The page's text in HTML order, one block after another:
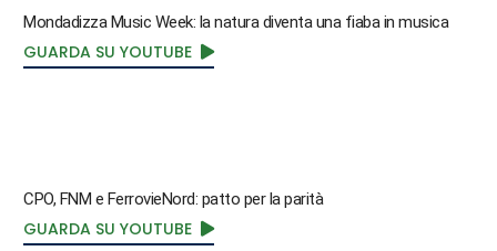
Mondadizza Music Week: la natura diventa una fiaba in musica
GUARDA SU YOUTUBE
CPO, FNM e FerrovieNord: patto per la parità
GUARDA SU YOUTUBE